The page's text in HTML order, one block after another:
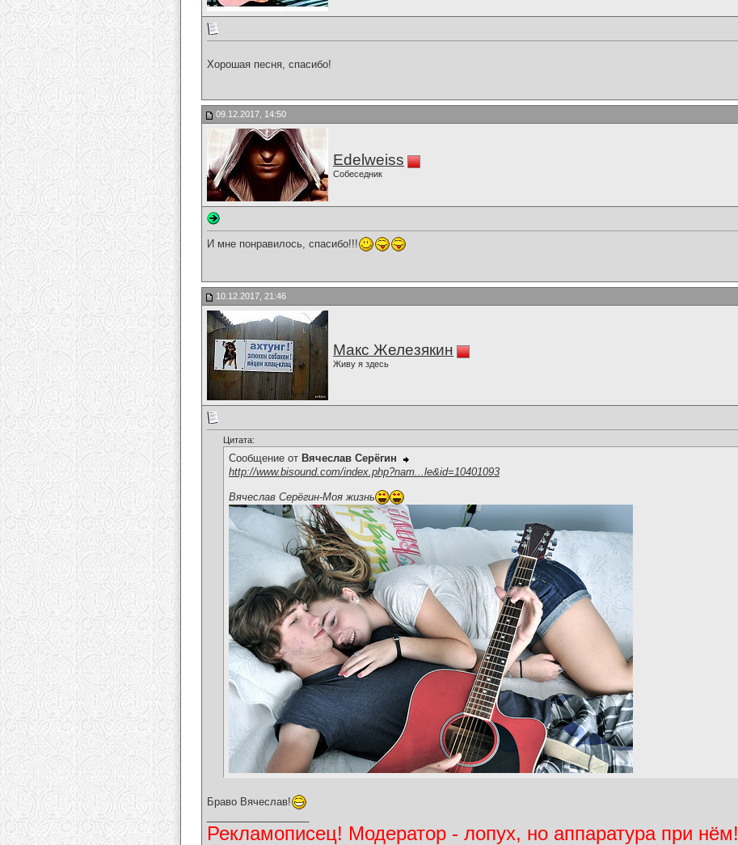
Хорошая песня, спасибо!
09.12.2017, 14:50
Edelweiss
Собеседник
И мне понравилось, спасибо!!!
10.12.2017, 21:46
Макс Железякин
Живу я здесь
Цитата:
Сообщение от Вячеслав Серёгин
http://www.bisound.com/index.php?nam...le&id=10401093
Вячеслав Серёгин-Моя жизнь
Браво Вячеслав!
Рекламописец! Модератор - лопух, но аппаратура при нём!